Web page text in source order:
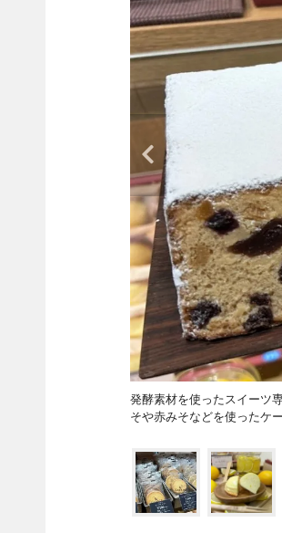
発酵素材を使ったスイーツ
そや赤みそなどを使ったケ